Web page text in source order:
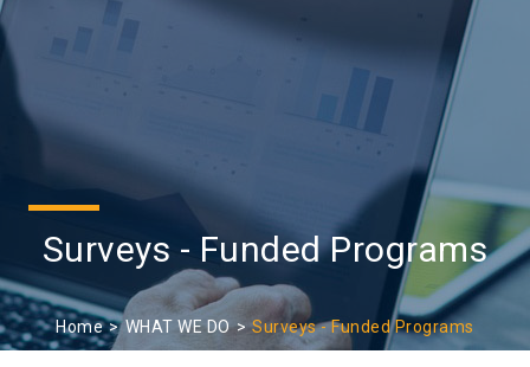
Surveys - Funded Programs
Home WHAT WE DO Surveys - Funded Programs